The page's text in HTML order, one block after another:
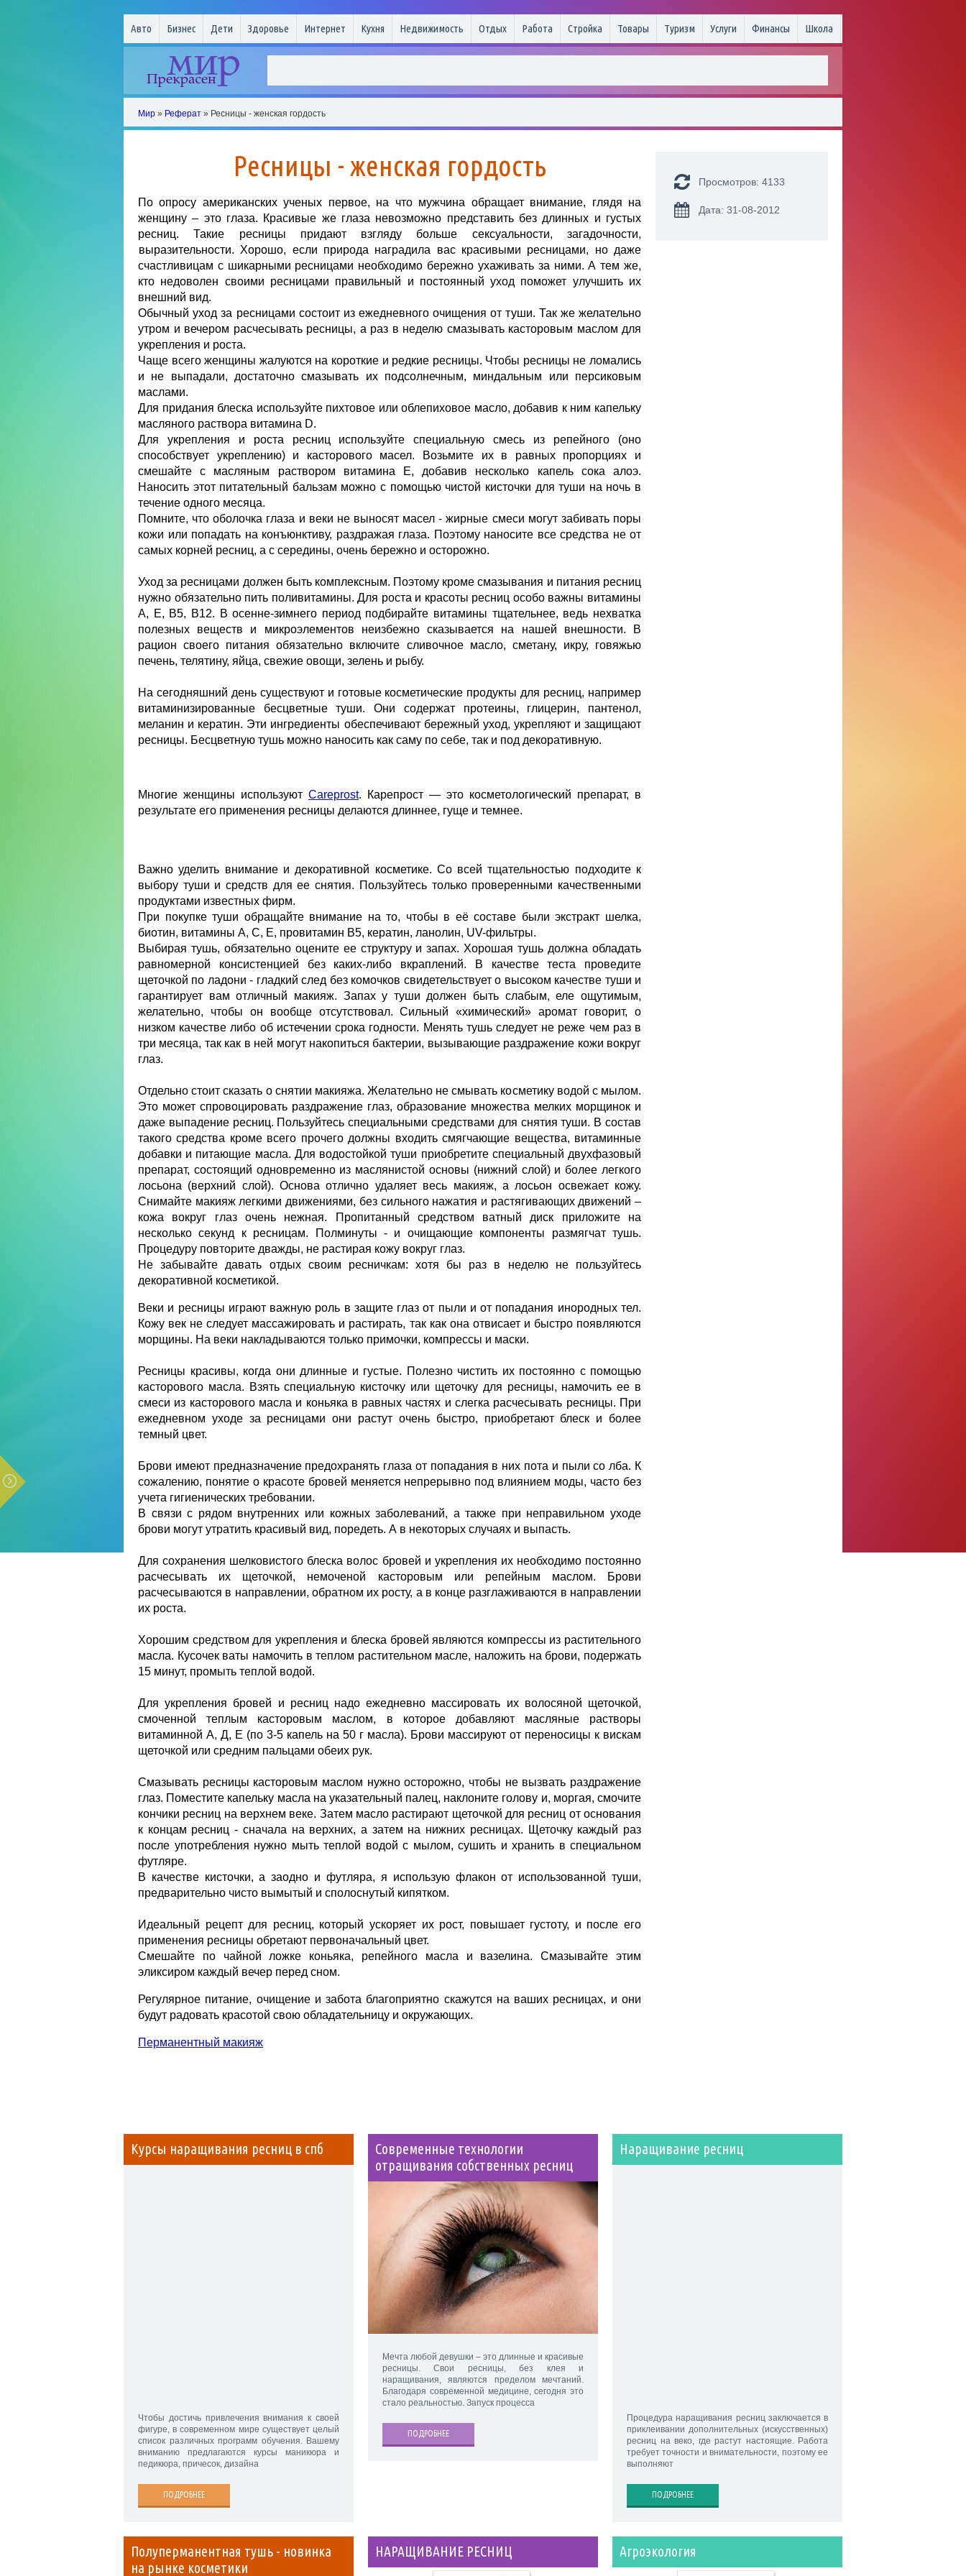
Авто Бизнес Дети Здоровье Интернет Кухня Недвижимость Отдых Работа Стройка Товары Туризм Услуги Финансы Школа
Мир » Реферат » Ресницы - женская гордость
Ресницы - женская гордость
По опросу американских ученых первое, на что мужчина обращает внимание, глядя на
женщину – это глаза. Красивые же глаза невозможно представить без длинных и густых
ресниц. Такие ресницы придают взгляду больше сексуальности, загадочности,
выразительности. Хорошо, если природа наградила вас красивыми ресницами, но даже
счастливицам с шикарными ресницами необходимо бережно ухаживать за ними. А тем же,
кто недоволен своими ресницами правильный и постоянный уход поможет улучшить их
внешний вид.
Обычный уход за ресницами состоит из ежедневного очищения от туши. Так же желательно
утром и вечером расчесывать ресницы, а раз в неделю смазывать касторовым маслом для
укрепления и роста.
Чаще всего женщины жалуются на короткие и редкие ресницы. Чтобы ресницы не ломались
и не выпадали, достаточно смазывать их подсолнечным, миндальным или персиковым
маслами.
Для придания блеска используйте пихтовое или облепиховое масло, добавив к ним капельку
масляного раствора витамина D.
Для укрепления и роста ресниц используйте специальную смесь из репейного (оно
способствует укреплению) и касторового масел. Возьмите их в равных пропорциях и
смешайте с масляным раствором витамина Е, добавив несколько капель сока алоэ.
Наносить этот питательный бальзам можно с помощью чистой кисточки для туши на ночь в
течение одного месяца.
Помните, что оболочка глаза и веки не выносят масел - жирные смеси могут забивать поры
кожи или попадать на конъюнктиву, раздражая глаза. Поэтому наносите все средства не от
самых корней ресниц, а с середины, очень бережно и осторожно.
Уход за ресницами должен быть комплексным. Поэтому кроме смазывания и питания ресниц
нужно обязательно пить поливитамины. Для роста и красоты ресниц особо важны витамины
А, Е, В5, B12. В осенне-зимнего период подбирайте витамины тщательнее, ведь нехватка
полезных веществ и микроэлементов неизбежно сказывается на нашей внешности. В
рацион своего питания обязательно включите сливочное масло, сметану, икру, говяжью
печень, телятину, яйца, свежие овощи, зелень и рыбу.
На сегодняшний день существуют и готовые косметические продукты для ресниц, например
витаминизированные бесцветные туши. Они содержат протеины, глицерин, пантенол,
меланин и кератин. Эти ингредиенты обеспечивают бережный уход, укрепляют и защищают
ресницы. Бесцветную тушь можно наносить как саму по себе, так и под декоративную.
Многие женщины используют Careprost. Карепрост — это косметологический препарат, в
результате его применения ресницы делаются длиннее, гуще и темнее.
Важно уделить внимание и декоративной косметике. Со всей тщательностью подходите к
выбору туши и средств для ее снятия. Пользуйтесь только проверенными качественными
продуктами известных фирм.
При покупке туши обращайте внимание на то, чтобы в её составе были экстракт шелка,
биотин, витамины А, С, Е, провитамин В5, кератин, ланолин, UV-фильтры.
Выбирая тушь, обязательно оцените ее структуру и запах. Хорошая тушь должна обладать
равномерной консистенцией без каких-либо вкраплений. В качестве теста проведите
щеточкой по ладони - гладкий след без комочков свидетельствует о высоком качестве туши и
гарантирует вам отличный макияж. Запах у туши должен быть слабым, еле ощутимым,
желательно, чтобы он вообще отсутствовал. Сильный «химический» аромат говорит, о
низком качестве либо об истечении срока годности. Менять тушь следует не реже чем раз в
три месяца, так как в ней могут накопиться бактерии, вызывающие раздражение кожи вокруг
глаз.
Отдельно стоит сказать о снятии макияжа. Желательно не смывать косметику водой с мылом.
Это может спровоцировать раздражение глаз, образование множества мелких морщинок и
даже выпадение ресниц. Пользуйтесь специальными средствами для снятия туши. В состав
такого средства кроме всего прочего должны входить смягчающие вещества, витаминные
добавки и питающие масла. Для водостойкой туши приобретите специальный двухфазовый
препарат, состоящий одновременно из маслянистой основы (нижний слой) и более легкого
лосьона (верхний слой). Основа отлично удаляет весь макияж, а лосьон освежает кожу.
Снимайте макияж легкими движениями, без сильного нажатия и растягивающих движений –
кожа вокруг глаз очень нежная. Пропитанный средством ватный диск приложите на
несколько секунд к ресницам. Полминуты - и очищающие компоненты размягчат тушь.
Процедуру повторите дважды, не растирая кожу вокруг глаз.
Не забывайте давать отдых своим ресничкам: хотя бы раз в неделю не пользуйтесь
декоративной косметикой.
Веки и ресницы играют важную роль в защите глаз от пыли и от попадания инородных тел.
Кожу век не следует массажировать и растирать, так как она отвисает и быстро появляются
морщины. На веки накладываются только примочки, компрессы и маски.
Ресницы красивы, когда они длинные и густые. Полезно чистить их постоянно с помощью
касторового масла. Взять специальную кисточку или щеточку для ресницы, намочить ее в
смеси из касторового масла и коньяка в равных частях и слегка расчесывать ресницы. При
ежедневном уходе за ресницами они растут очень быстро, приобретают блеск и более
темный цвет.
Брови имеют предназначение предохранять глаза от попадания в них пота и пыли со лба. К
сожалению, понятие о красоте бровей меняется непрерывно под влиянием моды, часто без
учета гигиенических требовании.
В связи с рядом внутренних или кожных заболеваний, а также при неправильном уходе
брови могут утратить красивый вид, поредеть. А в некоторых случаях и выпасть.
Для сохранения шелковистого блеска волос бровей и укрепления их необходимо постоянно
расчесывать их щеточкой, немоченой касторовым или репейным маслом. Брови
расчесываются в направлении, обратном их росту, а в конце разглаживаются в направлении
их роста.
Хорошим средством для укрепления и блеска бровей являются компрессы из растительного
масла. Кусочек ваты намочить в теплом растительном масле, наложить на брови, подержать
15 минут, промыть теплой водой.
Для укрепления бровей и ресниц надо ежедневно массировать их волосяной щеточкой,
смоченной теплым касторовым маслом, в которое добавляют масляные растворы
витаминной А, Д, Е (по 3-5 капель на 50 г масла). Брови массируют от переносицы к вискам
щеточкой или средним пальцами обеих рук.
Смазывать ресницы касторовым маслом нужно осторожно, чтобы не вызвать раздражение
глаз. Поместите капельку масла на указательный палец, наклоните голову и, моргая, смочите
кончики ресниц на верхнем веке. Затем масло растирают щеточкой для ресниц от основания
к концам ресниц - сначала на верхних, а затем на нижних ресницах. Щеточку каждый раз
после употребления нужно мыть теплой водой с мылом, сушить и хранить в специальном
футляре.
В качестве кисточки, а заодно и футляра, я использую флакон от использованной туши,
предварительно чисто вымытый и сполоснутый кипятком.
Идеальный рецепт для ресниц, который ускоряет их рост, повышает густоту, и после его
применения ресницы обретают первоначальный цвет.
Смешайте по чайной ложке коньяка, репейного масла и вазелина. Смазывайте этим
эликсиром каждый вечер перед сном.
Регулярное питание, очищение и забота благоприятно скажутся на ваших ресницах, и они
будут радовать красотой свою обладательницу и окружающих.
Перманентный макияж
Просмотров: 4133
Дата: 31-08-2012
Курсы наращивания ресниц в спб
Чтобы достичь привлечения внимания к своей
фигуре, в современном мире существует целый
список различных программ обучения. Вашему
вниманию предлагаются курсы маникюра и
педикюра, причесок, дизайна
ПОДРОБНЕЕ
Современные технологии
отращивания собственных ресниц
Мечта любой девушки – это длинные и красивые
ресницы. Свои ресницы, без клея и
наращивания, являются пределом мечтаний.
Благодаря современной медицине, сегодня это
стало реальностью. Запуск процесса
ПОДРОБНЕЕ
Наращивание ресниц
Процедура наращивания ресниц заключается в
приклеивании дополнительных (искусственных)
ресниц на веко, где растут настоящие. Работа
требует точности и внимательности, поэтому ее
выполняют
ПОДРОБНЕЕ
Полуперманентная тушь - новинка
на рынке косметики
НАРАЩИВАНИЕ РЕСНИЦ Агроэкология